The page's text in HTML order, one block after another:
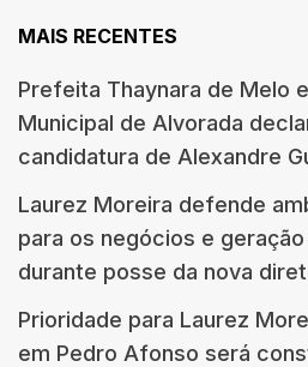
MAIS RECENTES
Prefeita Thaynara de Melo
Municipal de Alvorada
candidatura de Alexandre
Laurez Moreira defende
para os negócios e
durante posse da nova
Prioridade para Laurez
em Pedro Afonso será